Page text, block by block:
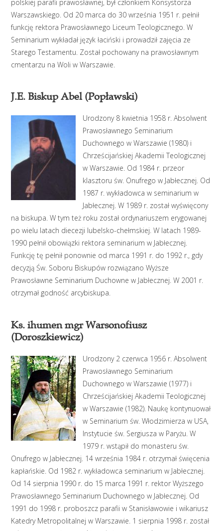
polskiej parafii prawosławnej, był członkiem Konsystorza
Warszawskiego. Od 20 marca do 30 września 1951 r. pełnił
funkcję rektora Prawosławnego Liceum Teologicznego. W
Seminarium wykładał język łaciński i prowadził zajęcia ze
Starego Testamentu. Został pochowany na prawosławnym
cmentarzu na Woli w Warszawie.
J.E. Biskup Abel (Popławski)
Urodzony 8 kwietnia 1958 r. Absolwent
Prawosławnego Seminarium
Duchownego w Warszawie (1980) i
Chrześcijańskiej Akademii Teologicznej
w Warszawie. Od 1984 r. przeor
klasztoru św. Onufrego w Jabłecznej. Od
1987 r. wykładowca w seminarium w
Jabłecznej. W 1989 r. został wyświęcony
na biskupa. W tym też roku został ordynariuszem erygowanej
po wielu latach diecezji lubelsko-chełmskiej. W latach 1989-
1990 pełnił obowiązki rektora seminarium w Jabłecznej.
Funkcję tę pełnił ponownie od marca 1991 r. do 1992 r., gdy
decyzją Św. Soboru Biskupów rozwiązano Wyższe
Prawosławne Seminarium Duchowne w Jabłecznej. W 2001 r.
otrzymał godność arcybiskupa.
Ks. ihumen mgr Warsonofiusz
(Doroszkiewicz)
Urodzony 2 czerwca 1956 r. Absolwent
Prawosławnego Seminarium
Duchownego w Warszawie (1977) i
Chrześcijańskiej Akademii Teologicznej
w Warszawie (1982). Naukę kontynuował
w Seminarium św. Włodzimierza w USA,
Instytucie św. Sergiusza w Paryżu. W
1979 r. wstąpił do monasteru św.
Onufrego w Jabłecznej. 14 września 1984 r. otrzymał święcenia
kapłańskie. Od 1982 r. wykładowca seminarium w Jabłecznej.
Od 14 sierpnia 1990 r. do 15 marca 1991 r. rektor Wyższego
Prawosławnego Seminarium Duchownego w Jabłecznej. Od
1991 do 1998 r. proboszcz parafii w Stanisławowie i wikariusz
Katedry Metropolitalnej w Warszawie. 1 sierpnia 1998 r. został